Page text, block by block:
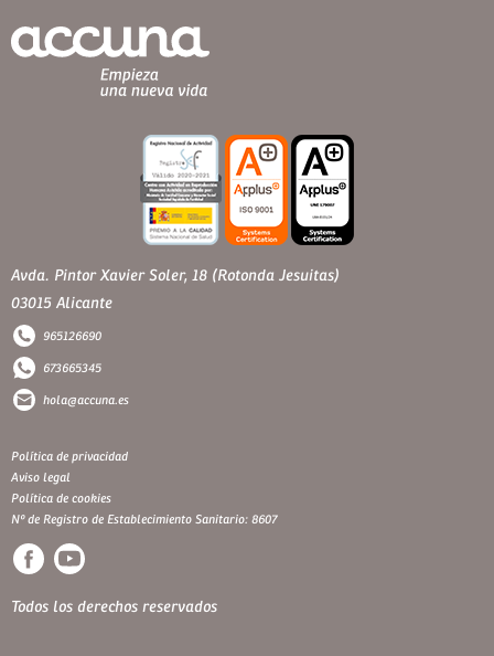
Avda. Pintor Xavier Soler, 18 (Rotonda Jesuitas)
03015 Alicante
965126690
673665345
hola@accuna.es
Política de privacidad
Aviso legal
Política de cookies
Nº de Registro de Establecimiento Sanitario: 8607
Todos los derechos reservados